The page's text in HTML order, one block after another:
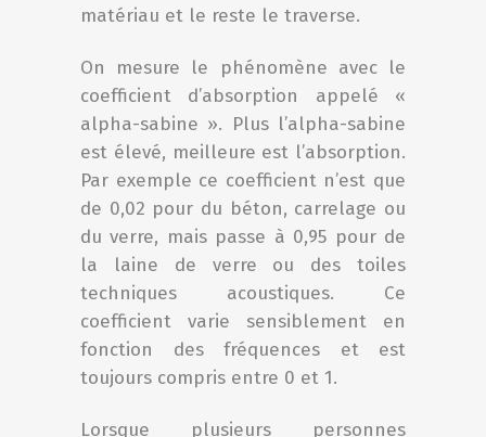
matériau et le reste le traverse.
On mesure le phénomène avec le
coefficient d’absorption appelé «
alpha-sabine ». Plus l’alpha-sabine
est élevé, meilleure est l’absorption.
Par exemple ce coefficient n’est que
de 0,02 pour du béton, carrelage ou
du verre, mais passe à 0,95 pour de
la laine de verre ou des toiles
techniques acoustiques. Ce
coefficient varie sensiblement en
fonction des fréquences et est
toujours compris entre 0 et 1.
Lorsque plusieurs personnes